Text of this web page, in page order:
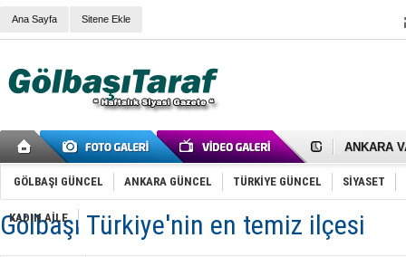
Ana Sayfa Sitene Ekle
Samet
FAİZ
OLİMPİK
SÖZ
GÖLBAŞI GÜNCEL ANKARA GÜNCEL TÜRKİYE GÜNCEL SİYASET
KADIN AİLE
Gölbaşı Türkiye'nin en temiz ilçesi